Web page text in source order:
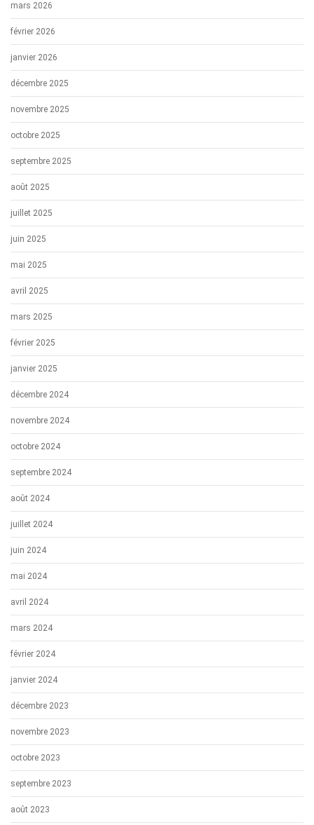
mars 2026
février 2026
janvier 2026
décembre 2025
novembre 2025
octobre 2025
septembre 2025
août 2025
juillet 2025
juin 2025
mai 2025
avril 2025
mars 2025
février 2025
janvier 2025
décembre 2024
novembre 2024
octobre 2024
septembre 2024
août 2024
juillet 2024
juin 2024
mai 2024
avril 2024
mars 2024
février 2024
janvier 2024
décembre 2023
novembre 2023
octobre 2023
septembre 2023
août 2023